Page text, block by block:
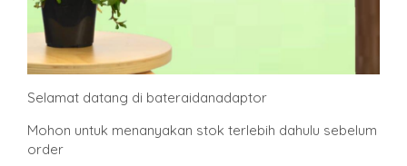
Selamat datang di bateraidanadaptor
Mohon untuk menanyakan stok terlebih dahulu sebelum
order